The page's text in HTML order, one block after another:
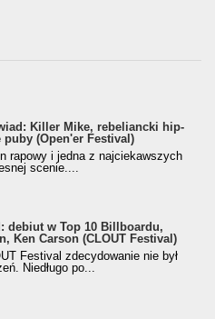
Killer Mike, rebeliancki hip-
(Open'er Festival)
rapowy i jedna z najciekawszych
scenie....
debiut w Top 10 Billboardu,
Ken Carson (CLOUT Festival)
Festival zdecydowanie nie był
Niedługo po...